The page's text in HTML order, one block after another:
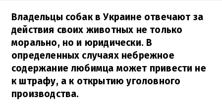
Владельцы собак в Украине отвечают за
действия своих животных не только
морально, но и юридически. В
определенных случаях небрежное
содержание любимца может привести не
к штрафу, а к открытию уголовного
производства.